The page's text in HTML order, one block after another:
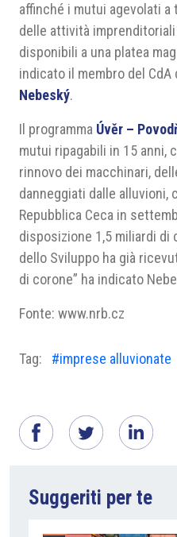
affinché i mutui agevolati
delle attività
disponibili a una platea
indicato il membro del CdA
Nebeský.
Il programma Úvěr –
mutui ripagabili in 15 anni,
rinnovo dei macchinari,
danneggiati dalle alluvioni,
Repubblica Ceca in
disposizione 1,5 miliardi di
dello Sviluppo ha già
di corone” ha indicato
Fonte: www.nrb.cz
Tag: #imprese alluvionate
Suggeriti per te